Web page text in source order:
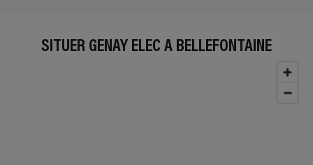
SITUER GENAY ELEC À BELLEFONTAINE